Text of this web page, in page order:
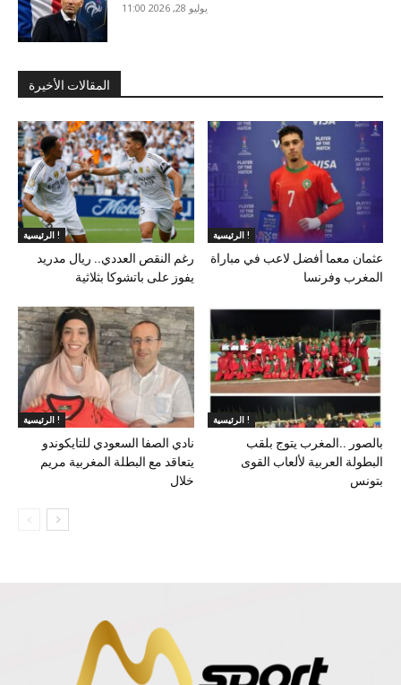
يوليو 28, 2026 11:00
المقالات الأخيرة
الرئيسية !
رغم النقص العددي.. ريال مدريد
يفوز على باتشوكا بثلاثية
الرئيسية !
عثمان معما أفضل لاعب في مباراة
المغرب وفرنسا
الرئيسية !
نادي الصفا السعودي للتايكوندو
يتعاقد مع البطلة المغربية مريم
خلال
الرئيسية !
بالصور ..المغرب يتوج بلقب
البطولة العربية لألعاب القوى
بتونس